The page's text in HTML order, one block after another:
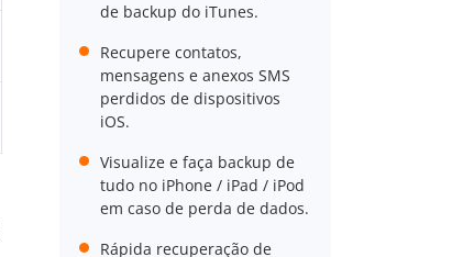
de backup do iTunes.
Recupere contatos,
mensagens e anexos SMS
perdidos de dispositivos
iOS.
Visualize e faça backup de
tudo no iPhone / iPad / iPod
em caso de perda de dados.
Rápida recuperação de